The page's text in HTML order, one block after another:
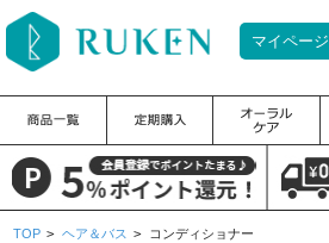
マイページ
TOP > ヘア＆バス > コンディショナー